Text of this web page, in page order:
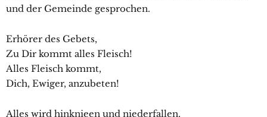
und der Gemeinde gesprochen.
Erhörer des Gebets,
Zu Dir kommt alles Fleisch!
Alles Fleisch kommt,
Dich, Ewiger, anzubeten!
Alles wird hinknieen und niederfallen,